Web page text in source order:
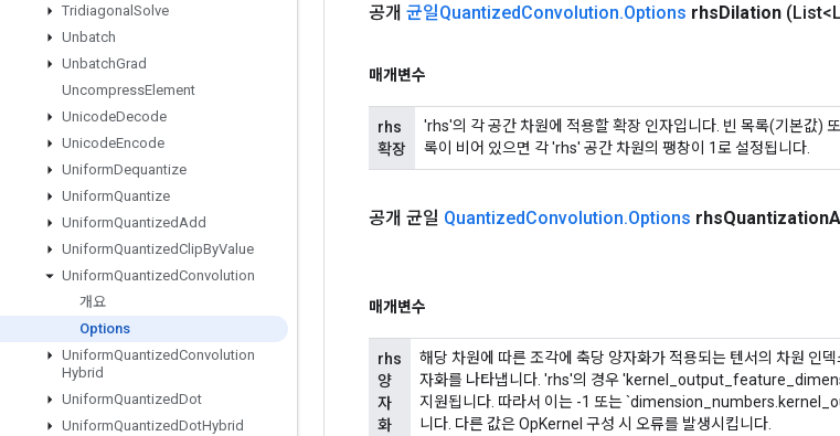
Tridiagonal Solve
Unbatch
UnbatchGrad
UncompressElement
UnicodeDecode
UnicodeEncode
UniformDequantize
UniformQuantize
UniformQuantizedAdd
UniformQuantizedClipByValue
UniformQuantizedConvolution
개요
Options
UniformQuantizedConvolution
Hybrid
UniformQuantizedDot
UniformQuantizedDotHybrid
공개 균일QuantizedConvolution.Options rhsDilation
매개변수
rhs
확장
'rhs'의 각 공간 차원에 적용할 확장 인자입니다. 빈 목록(기본값)
록이 비어 있으면 각 'rhs' 공간 차원의 팽창이 1로 설정됩니다.
공개 균일 QuantizedConvolution.Options rhsQuantization
매개변수
rhs
양
자
화
해당 차원에 따른 조각에 축당 양자화가 적용되는 텐서의 차원 인
자화를 나타냅니다. 'rhs'의 경우
지원됩니다. 따라서 이는 -1 또는
니다. 다른 값은 OpKernel 구성 시 오류를 발생시킵니다.